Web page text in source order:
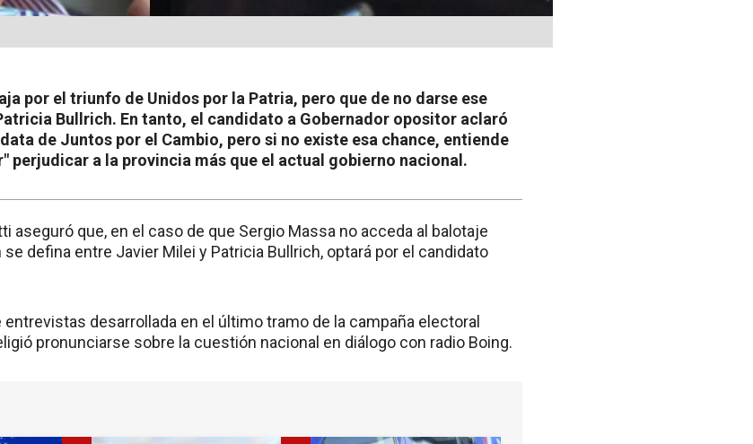
por el triunfo de Unidos por la Patria, pero que de no darse ese
Bullrich. En tanto, el candidato a Gobernador opositor aclaró
de Juntos por el Cambio, pero si no existe esa chance, entiende
perjudicar a la provincia más que el actual gobierno nacional.
aseguró que, en el caso de que Sergio Massa no acceda al balotaje
defina entre Javier Milei y Patricia Bullrich, optará por el candidato
entrevistas desarrollada en el último tramo de la campaña electoral
pronunciarse sobre la cuestión nacional en diálogo con radio Boing.